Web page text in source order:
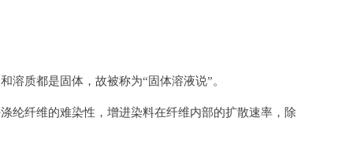
质都是固体，故被称为“固体溶液说”。
纶纤维的难染性，增进染料在纤维内部的扩散速率，除